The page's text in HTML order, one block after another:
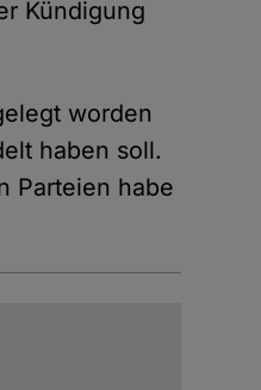
Kündigung
worden
haben soll.
Parteien habe